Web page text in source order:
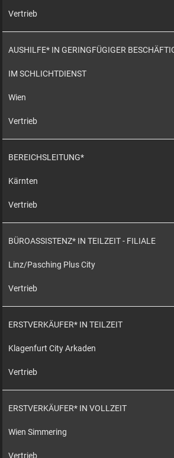
Vertrieb
AUSHILFE* IN GERINGFÜGIGER
IM SCHLICHTDIENST
Wien
Vertrieb
BEREICHSLEITUNG*
Kärnten
Vertrieb
BÜROASSISTENZ* IN TEILZEIT - FILIALE
Linz/Pasching Plus City
Vertrieb
ERSTVERKÄUFER* IN TEILZEIT
Klagenfurt City Arkaden
Vertrieb
ERSTVERKÄUFER* IN VOLLZEIT
Wien Simmering
Vertrieb